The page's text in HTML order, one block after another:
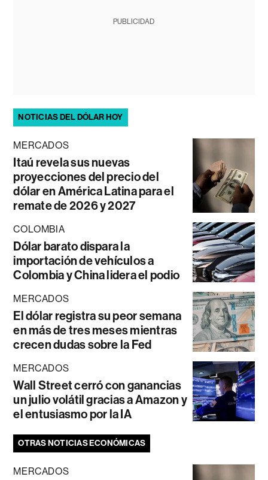
PUBLICIDAD
NOTICIAS DEL DÓLAR HOY
MERCADOS
Itaú revela sus nuevas
proyecciones del precio del
dólar en América Latina para el
remate de 2026 y 2027
COLOMBIA
Dólar barato dispara la
importación de vehículos a
Colombia y China lidera el podio
MERCADOS
El dólar registra su peor semana
en más de tres meses mientras
crecen dudas sobre la Fed
MERCADOS
Wall Street cerró con ganancias
un julio volátil gracias a Amazon y
el entusiasmo por la IA
OTRAS NOTICIAS ECONÓMICAS
MERCADOS